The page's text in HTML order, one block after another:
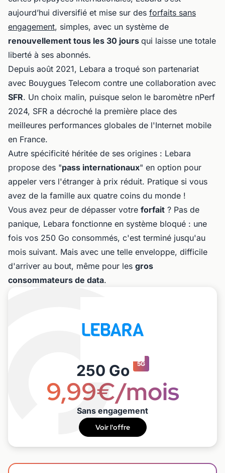
aujourd’hui diversifié et mise sur des forfaits sans
engagement, simples, avec un système de
renouvellement tous les 30 jours qui laisse une totale
liberté à ses abonnés.
Depuis août 2021, Lebara a troqué son partenariat
avec Bouygues Telecom contre une collaboration avec
SFR. Un choix malin, puisque selon le baromètre nPerf
2024, SFR a décroché la première place des
meilleures performances globales de l'Internet mobile
en France.
Autre spécificité héritée de ses origines : Lebara
propose des "pass internationaux" en option pour
appeler vers l'étranger à prix réduit. Pratique si vous
avez de la famille aux quatre coins du monde !
Vous avez peur de dépasser votre forfait ? Pas de
panique, Lebara fonctionne en système bloqué : une
fois vos 250 Go consommés, c'est terminé jusqu'au
mois suivant. Mais avec une telle enveloppe, difficile
d'arriver au bout, même pour les gros
consommateurs de data.
250 Go 5G
9,99€/mois
Sans engagement
Voir l'offre